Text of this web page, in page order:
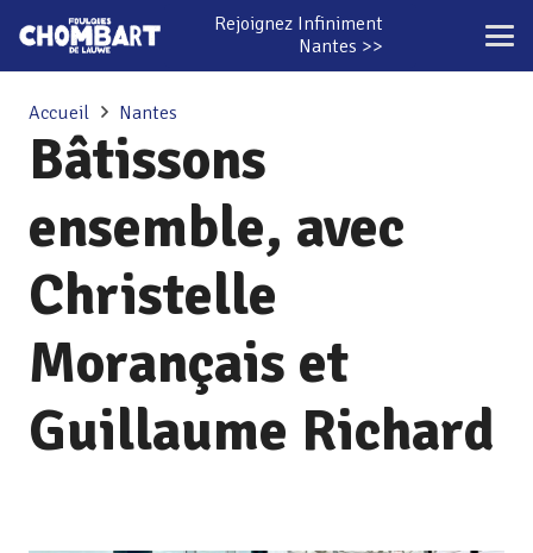
Rejoignez Infiniment
Nantes >>
Accueil Nantes
Bâtissons
ensemble, avec
Christelle
Morançais et
Guillaume Richard